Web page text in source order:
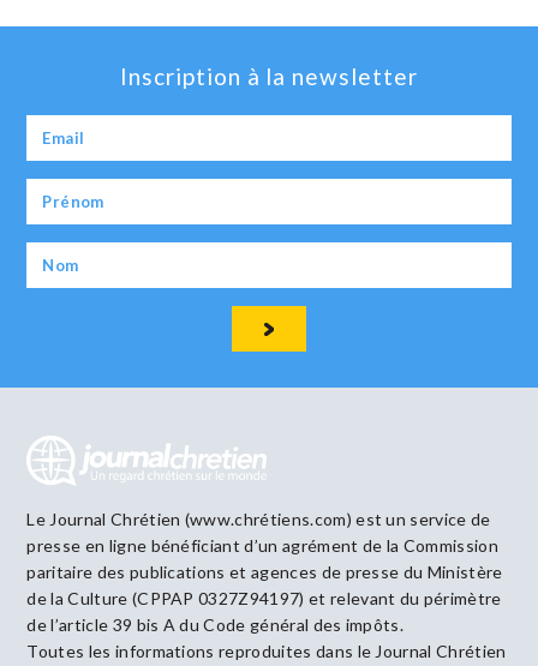
Inscription à la newsletter
Le Journal Chrétien (www.chrétiens.com) est un service de
presse en ligne bénéficiant d’un agrément de la Commission
paritaire des publications et agences de presse du Ministère
de la Culture (CPPAP 0327Z94197) et relevant du périmètre
de l’article 39 bis A du Code général des impôts.
Toutes les informations reproduites dans le Journal Chrétien